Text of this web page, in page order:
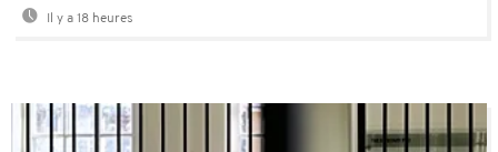
Il y a 18 heures